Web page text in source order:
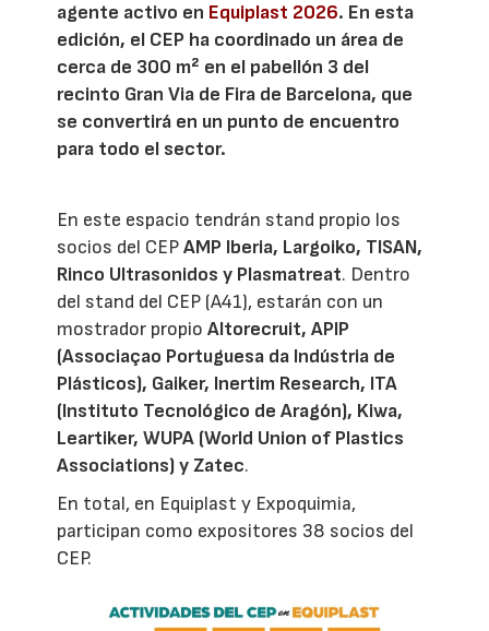
agente activo en Equiplast 2026. En esta
edición, el CEP ha coordinado un área de
cerca de 300 m² en el pabellón 3 del
recinto Gran Via de Fira de Barcelona, que
se convertirá en un punto de encuentro
para todo el sector.
En este espacio tendrán stand propio los
socios del CEPAMP Iberia, Largoiko, TISAN,
Rinco Ultrasonidos y Plasmatreat. Dentro
del stand del CEP (A41), estarán con un
mostrador propio Altorecruit, APIP
(Associaçao Portuguesa da Indústria de
Plásticos), Gaiker, Inertim Research, ITA
(Instituto Tecnológico de Aragón), Kiwa,
Leartiker, WUPA (World Union of Plastics
Associations) y Zatec.
En total, en Equiplast y Expoquimia,
participan como expositores 38 socios del
CEP.